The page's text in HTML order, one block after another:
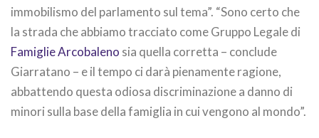
immobilismo del parlamento sul tema”. “Sono certo che
la strada che abbiamo tracciato come Gruppo Legale di
Famiglie Arcobaleno sia quella corretta – conclude
Giarratano – e il tempo ci darà pienamente ragione,
abbattendo questa odiosa discriminazione a danno di
minori sulla base della famiglia in cui vengono al mondo”.